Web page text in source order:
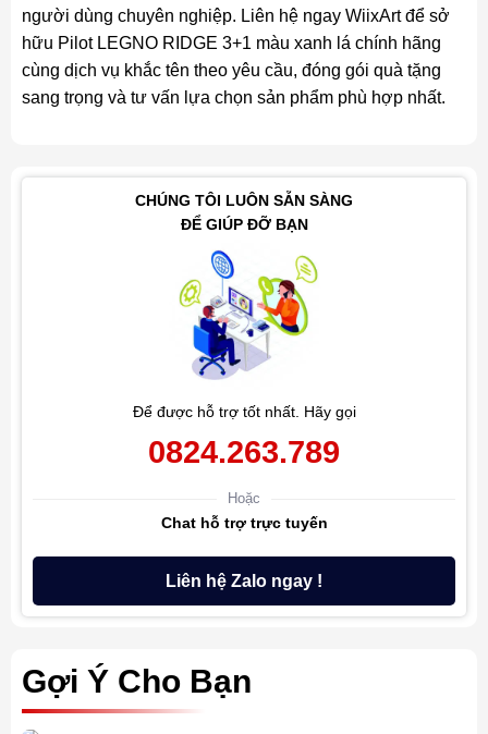
người dùng chuyên nghiệp. Liên hệ ngay WiixArt để sở
hữu Pilot LEGNO RIDGE 3+1 màu xanh lá chính hãng
cùng dịch vụ khắc tên theo yêu cầu, đóng gói quà tặng
sang trọng và tư vấn lựa chọn sản phẩm phù hợp nhất.
CHÚNG TÔI LUÔN SẴN SÀNG
ĐỂ GIÚP ĐỠ BẠN
Để được hỗ trợ tốt nhất. Hãy gọi
0824.263.789
Hoặc
Chat hỗ trợ trực tuyến
Liên hệ Zalo ngay !
Gợi Ý Cho Bạn